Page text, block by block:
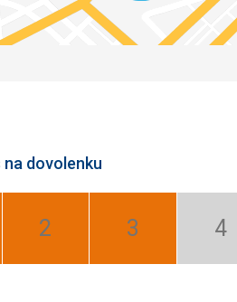
na dovolenku
Február:
Marec: